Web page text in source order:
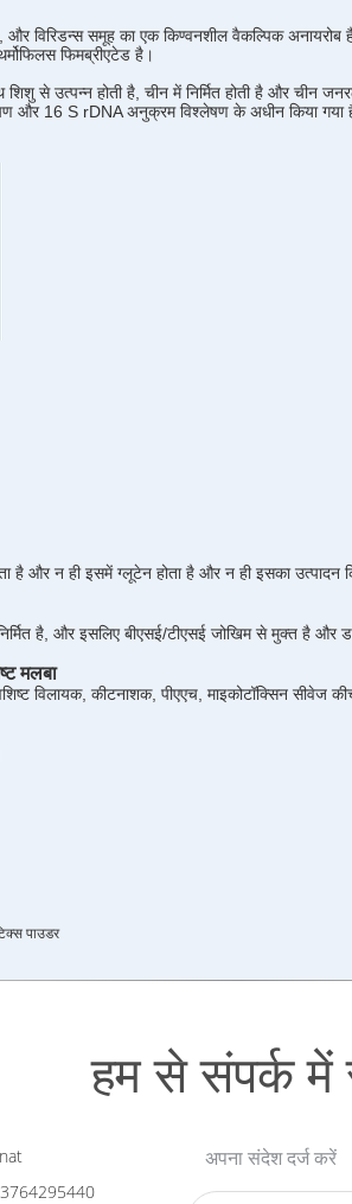
और विरिडन्स समूह का एक किण्वनशील वैकल्पिक
फिमब्रीएटेड है।
से उत्पन्न होती है, चीन में निर्मित होती है और
और 16 S rDNA अनुक्रम विश्लेषण के अधीन किया गया
है और न ही इसमें ग्लूटेन होता है और न ही इसका उत्पादन
है, और इसलिए बीएसई/टीएसई जोखिम से मुक्त है और
मलबा
विलायक, कीटनाशक, पीएएच, माइकोटॉक्सिन सीवेज
पाउडर
हम से संपर्क में
अपना संदेश दर्ज करें